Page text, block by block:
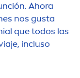
Ahora
nos gusta
que todos las
incluso